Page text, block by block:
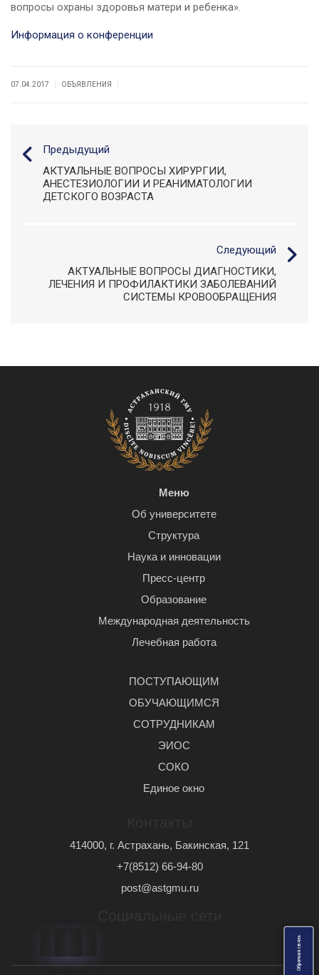
О
б
р
а
т
н
а
я
с
в
я
з
ь
вопросы охраны здоровья матери и ребенка».
Информация о конференции
07.04.2017 ОБЪЯВЛЕНИЯ
Предыдущий
АКТУАЛЬНЫЕ ВОПРОСЫ ХИРУРГИИ,
АНЕСТЕЗИОЛОГИИ И РЕАНИМАТОЛОГИИ
ДЕТСКОГО ВОЗРАСТА
Следующий
АКТУАЛЬНЫЕ ВОПРОСЫ ДИАГНОСТИКИ,
ЛЕЧЕНИЯ И ПРОФИЛАКТИКИ ЗАБОЛЕВАНИЙ
СИСТЕМЫ КРОВООБРАЩЕНИЯ
Меню
Об университете
Структура
Наука и инновации
Пресс-центр
Образование
Международная деятельность
Лечебная работа
ПОСТУПАЮЩИМ
ОБУЧАЮЩИМСЯ
СОТРУДНИКАМ
ЭИОС
СОКО
Единое окно
414000, г. Астрахань, Бакинская, 121
+7(8512) 66-94-80
post@astgmu.ru